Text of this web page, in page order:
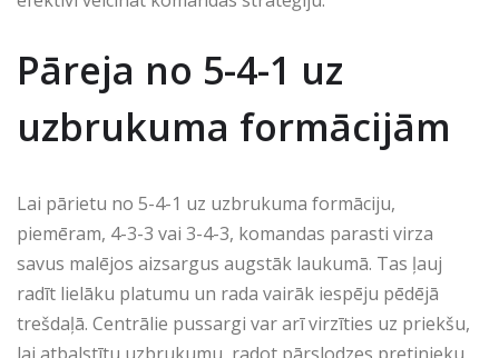
Pāreja no 5-4-1 uz
uzbrukuma formācijām
Lai pārietu no 5-4-1 uz uzbrukuma formāciju,
piemēram, 4-3-3 vai 3-4-3, komandas parasti virza
savus malējos aizsargus augstāk laukumā. Tas ļauj
radīt lielāku platumu un rada vairāk iespēju pēdējā
trešdaļā. Centrālie pussargi var arī virzīties uz priekšu,